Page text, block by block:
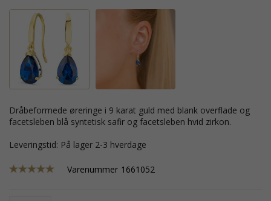
dråbeformede øreringe i 9 karat guld med blank overflade og
facetsleben blå syntetisk safir og facetsleben hvid zirkon.
Leveringstid: På lager 2-3 hverdage
Varenummer 1661052